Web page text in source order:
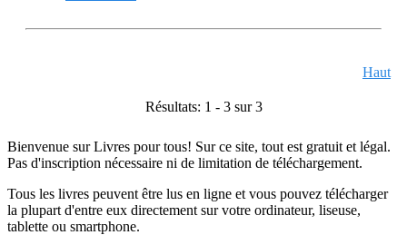
Haut
Résultats: 1 - 3 sur 3
Bienvenue sur Livres pour tous! Sur ce site, tout est gratuit et légal.
Pas d'inscription nécessaire ni de limitation de téléchargement.
Tous les livres peuvent être lus en ligne et vous pouvez télécharger
la plupart d'entre eux directement sur votre ordinateur, liseuse,
tablette ou smartphone.